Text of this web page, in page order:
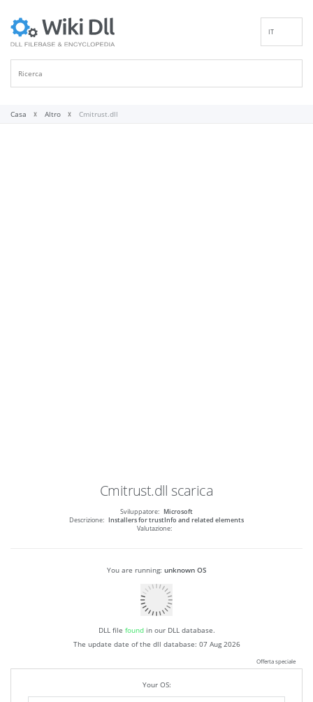
IT
Casa Altro Cmitrust.dll
Cmitrust.dll scarica
Sviluppatore: Microsoft
Descrizione: Installers for trustInfo and related elements
Valutazione:
You are running: unknown OS
DLL file foundin our DLL database.
The update date of the dll database: 07 Aug 2026
Offerta speciale
Your OS: